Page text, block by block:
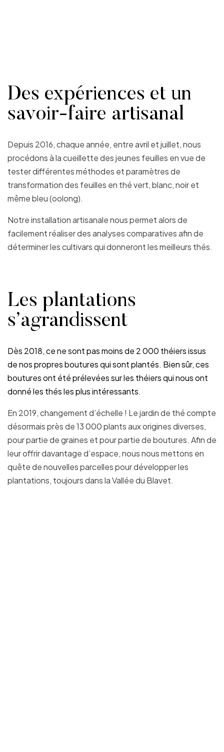
Des expériences et un
savoir-faire artisanal
Depuis 2016, chaque année, entre avril et juillet, nous
procédons à la cueillette des jeunes feuilles en vue de
tester différentes méthodes et paramètres de
transformation des feuilles en thé vert, blanc, noir et
même bleu (oolong).
Notre installation artisanale nous permet alors de
facilement réaliser des analyses comparatives afin de
déterminer les cultivars qui donneront les meilleurs thés.
Les plantations
s’agrandissent
Dès 2018, ce ne sont pas moins de 2 000 théiers issus
de nos propres boutures qui sont plantés. Bien sûr, ces
boutures ont été prélevées sur les théiers qui nous ont
donné les thés les plus intéressants.
En 2019, changement d’échelle ! Le jardin de thé compte
désormais près de 13 000 plants aux origines diverses,
pour partie de graines et pour partie de boutures. Afin de
leur offrir davantage d’espace, nous nous mettons en
quête de nouvelles parcelles pour développer les
plantations, toujours dans la Vallée du Blavet.